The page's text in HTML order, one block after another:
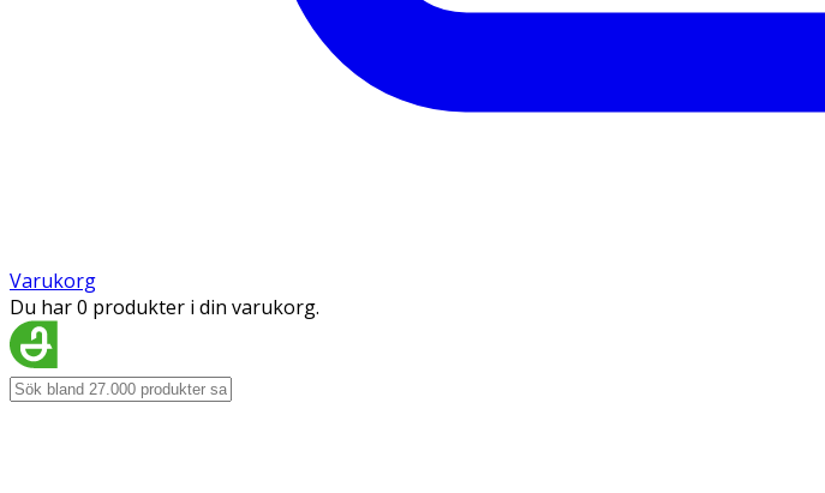
Varukorg
Du har 0 produkter i din varukorg.